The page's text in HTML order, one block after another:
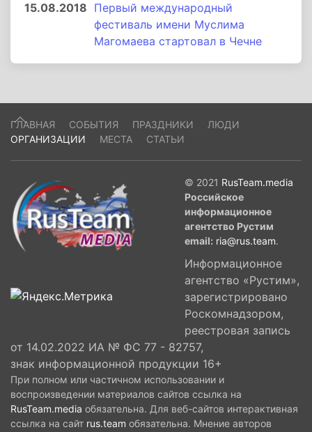
15.08.2018 Первый международный
фестиваль имени Муслима
Магомаева стартовал в Чечне
ГЛАВНАЯ СОБЫТИЯ ПРАЗДНИКИ
ЛЮДИ
ОРГАНИЗАЦИИ
МЕСТА СТАТЬИ
© 2021 RusTeam.media
Российское
информационное
агентство Рустим
email: ria@rus.team.
Информационное
агентство «Рустим»,
зарегистрировано
Роскомнадзором,
реестровая запись
от 14.02.2022 ИА № ФС 77 - 82757,
знак информационной продукции 16+
При полном или частичном использовании и
воспроизведении материалов сайтов ссылка на
RusTeam.media обязательна. Для веб-сайтов интерактивная
ссылка на сайт rus.team обязательна. Мнение авторов